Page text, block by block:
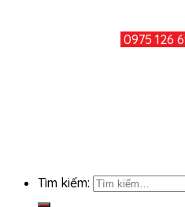
0975 126
Tìm kiếm: